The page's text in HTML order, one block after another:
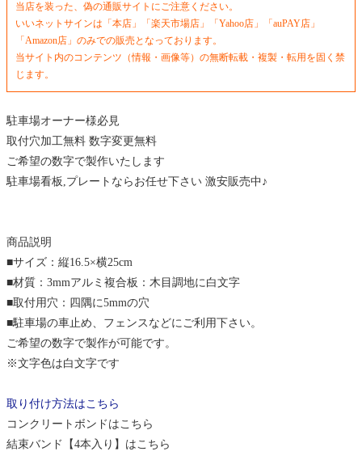
当店を装った、偽の通販サイトにご注意ください。
いいネットサインは「本店」「楽天市場店」「Yahoo店」「auPAY店」
「Amazon店」のみでの販売となっております。
当サイト内のコンテンツ（情報・画像等）の無断転載・複製・転用を固く禁
じます。
駐車場オーナー様必見
取付穴加工無料 数字変更無料
ご希望の数字で製作いたします
駐車場看板,プレートならお任せ下さい 激安販売中♪
商品説明
■サイズ：縦16.5×横25cm
■材質：3mmアルミ複合板：木目調地に白文字
■取付用穴：四隅に5mmの穴
■駐車場の車止め、フェンスなどにご利用下さい。
ご希望の数字で製作が可能です。
※文字色は白文字です
取り付け方法はこちら
コンクリートボンドはこちら
結束バンド【4本入り】はこちら